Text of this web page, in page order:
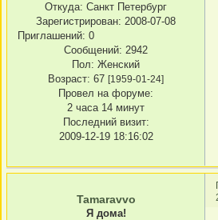
Откуда: Санкт Петербург
Зарегистрирован: 2008-07-08
Приглашений: 0
Сообщений: 2942
Пол: Женский
Возраст: 67 [1959-01-24]
Провел на форуме:
2 часа 14 минут
Последний визит:
2009-12-19 18:16:02
Tamaravvo
Я дома!